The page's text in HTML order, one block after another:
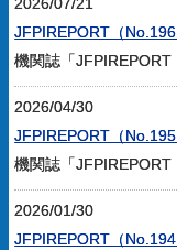
2026/07/21
JFPIREPORT（
機関誌「JFPIREPORT
2026/04/30
JFPIREPORT（
機関誌「JFPIREPORT
2026/01/30
JFPIREPORT（